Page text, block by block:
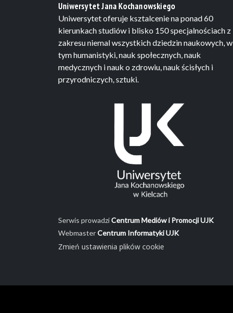
Uniwersytet Jana Kochanowskiego
Uniwersytet oferuje ksztalcenie na ponad 60
kierunkach studiów i blisko 150 specjalnościach z
zakresu niemal wszystkich dziedzin naukowych, w
tym humanistyki, nauk społecznych, nauk
medycznych i nauk o zdrowiu, nauk ścisłych i
przyrodniczych, sztuki.
Serwis prowadziCentrum Mediów i Promocji UJK
WebmasterCentrum Informatyki UJK
Zmień ustawienia plików cookie